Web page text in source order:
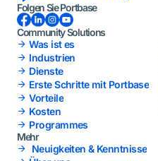
Folgen Sie Portbase
Facebook LinkedInInstagramYouTube
Community Solutions
Was ist es
Industrien
Dienste
Erste Schritte mit Portbase
Vorteile
Kosten
Programmes
Mehr
Neuigkeiten & Kenntnisse